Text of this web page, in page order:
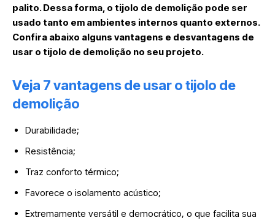
palito. Dessa forma, o tijolo de demolição pode ser
usado tanto em ambientes internos quanto externos.
Confira abaixo alguns vantagens e desvantagens de
usar o tijolo de demolição no seu projeto.
Veja 7 vantagens de usar o tijolo de
demolição
Durabilidade;
Resistência;
Traz conforto térmico;
Favorece o isolamento acústico;
Extremamente versátil e democrático, o que facilita sua